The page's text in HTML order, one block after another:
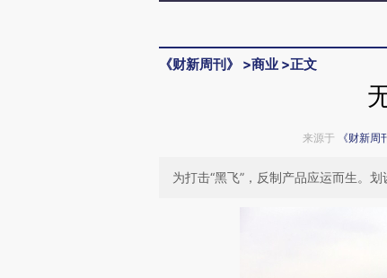
《财新周刊》 >商业 >正文
来源于 《财新周
为打击“黑飞”，反制产品应运而生。